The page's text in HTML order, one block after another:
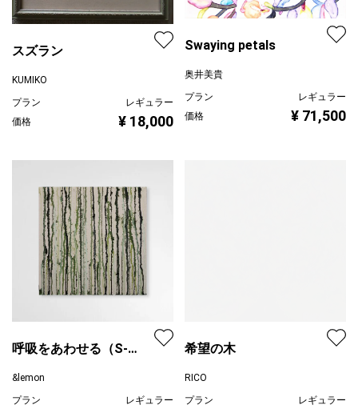
スズラン
KUMIKO
プラン
レギュラー
価格
¥ 18,000
Swaying petals
奥井美貴
プラン
レギュラー
価格
¥ 71,500
呼吸をあわせる（S-
&lemon
プラン
レギュラー
希望の木
RICO
プラン
レギュラー